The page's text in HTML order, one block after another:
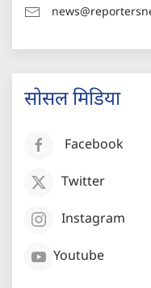
सोसल मिडिया
Facebook
Twitter
Instagram
Youtube